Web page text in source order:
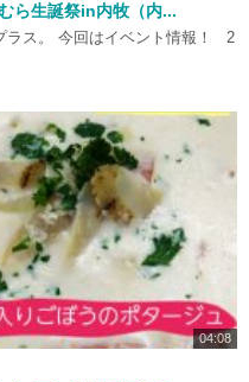
ら生誕祭in内牧（内...
ラス。 今回はイベント情報！ 2
04:08